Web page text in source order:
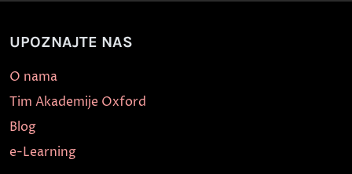
UPOZNAJTE NAS
O nama
Tim Akademije Oxford
Blog
e-Learning